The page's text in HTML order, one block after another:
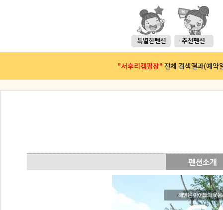
"서후리캠핑장" 전체 검색결과(예